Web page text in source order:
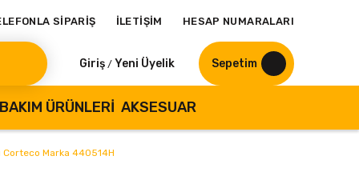
SİPARİŞ İLETİŞİM HESAP NUMARALARI
Giriş / Yeni Üyelik Sepetim
ÜRÜNLERI AKSESUAR
Corteco Marka 440514H